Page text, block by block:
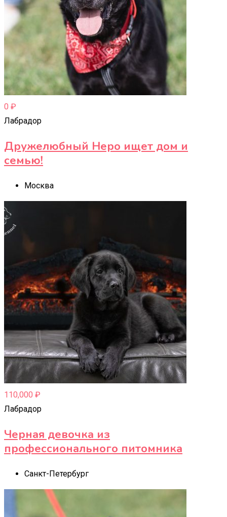
0 ₽
Лабрадор
Дружелюбный Неро ищет дом и
семью!
Москва
110,000 ₽
Лабрадор
Черная девочка из
профессионального питомника
Санкт-Петербург